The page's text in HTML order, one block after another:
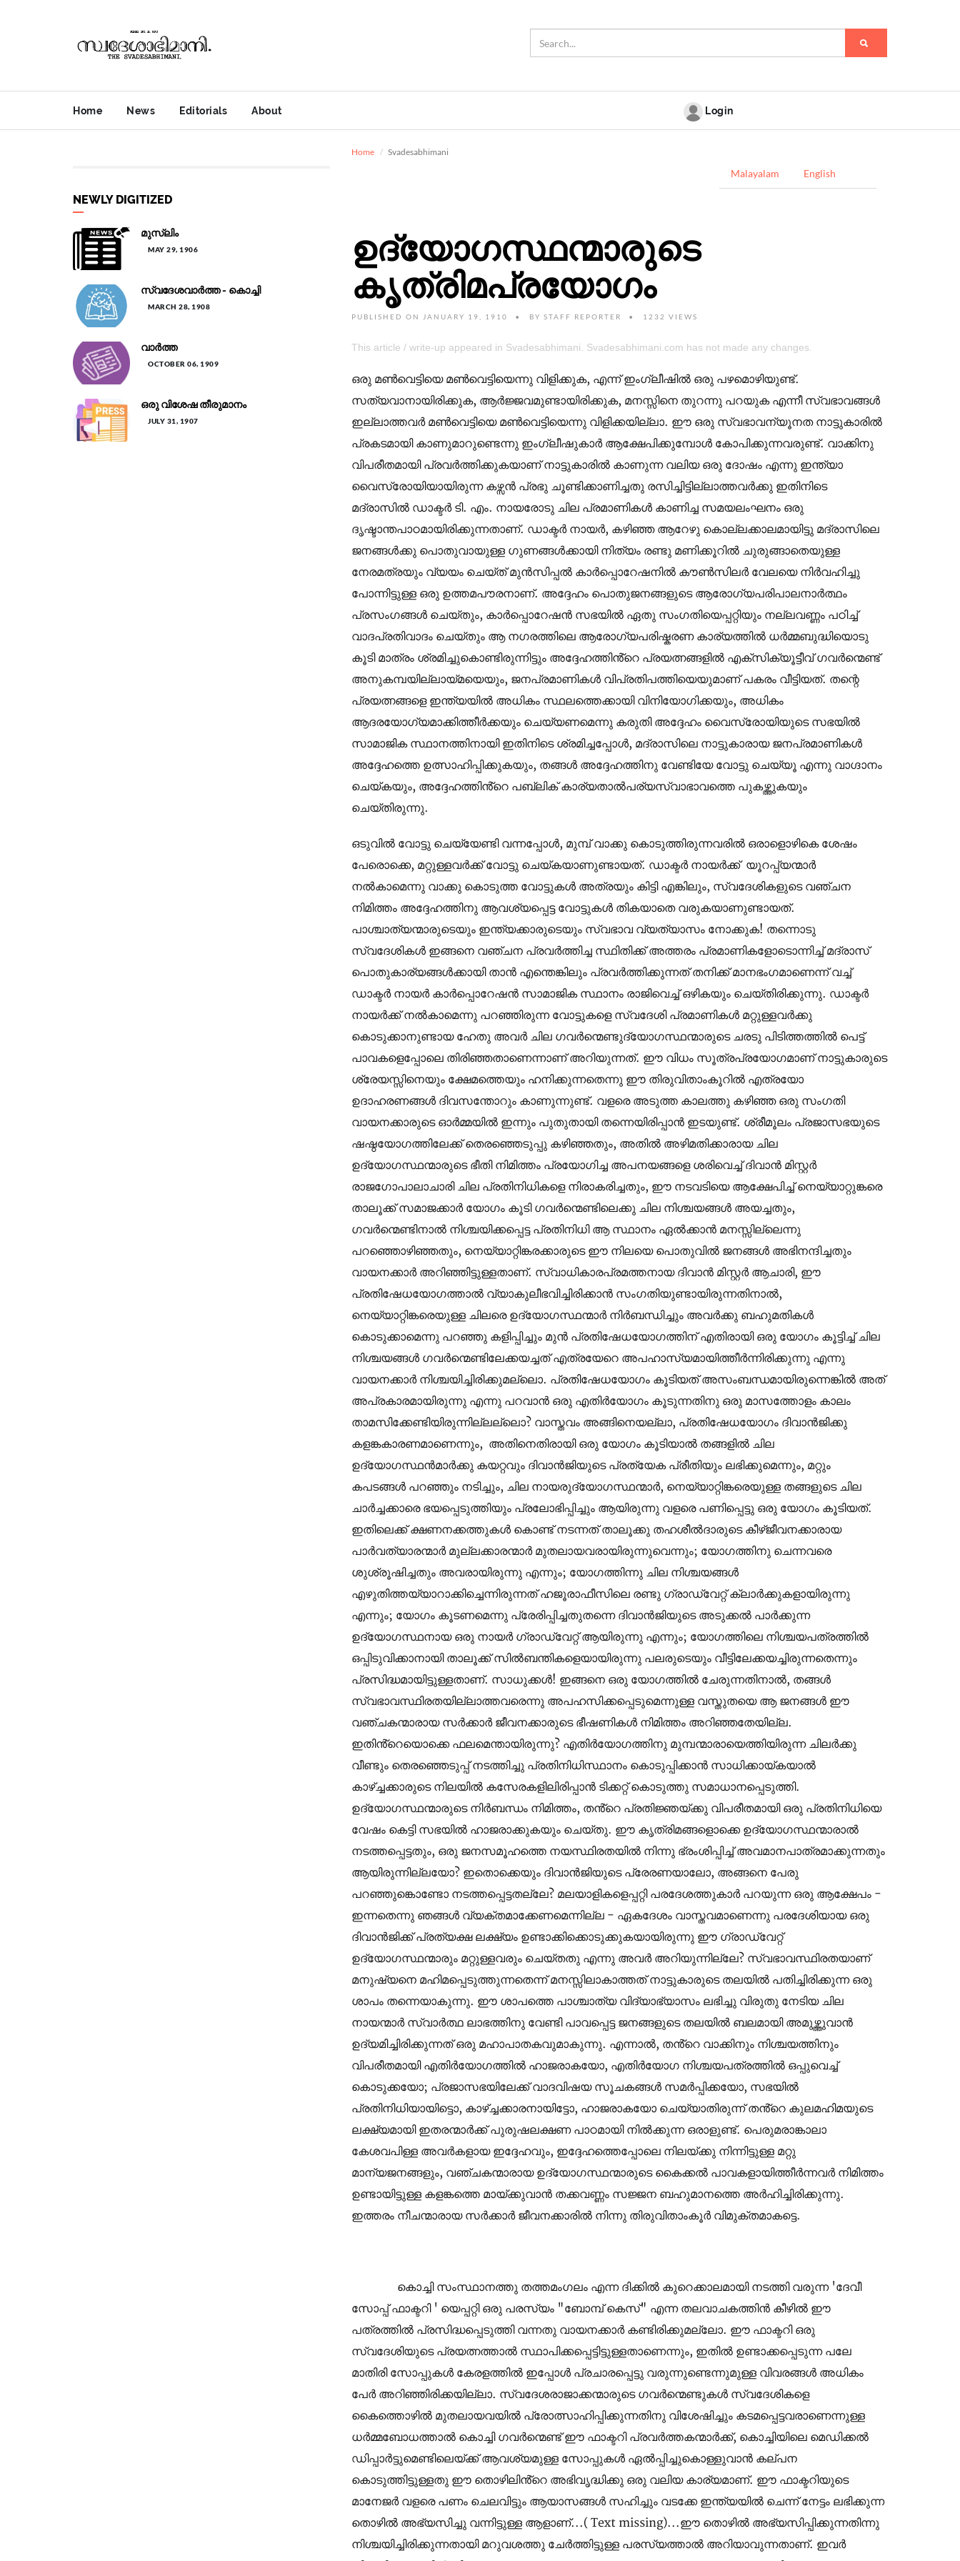
Home News Editorials About Login
NEWLY DIGITIZED
മുസ്ലിം
MAY 29, 1906
സ്വദേശവാർത്ത - കൊച്ചി
MARCH 28, 1908
വാർത്ത
OCTOBER 06, 1909
ഒരു വിശേഷ തീരുമാനം
JULY 31, 1907
Home Svadesabhimani
Malayalam English
ഉദ്യോഗസ്ഥന്മാരുടെ
കൃത്രിമപ്രയോഗം
PUBLISHED ON JANUARY 19, 1910 BY STAFF REPORTER 1232 VIEWS
This article / write-up appeared in Svadesabhimani. Svadesabhimani.com has not made any changes.
ഒരു മൺവെട്ടിയെ മൺവെട്ടിയെന്നു വിളിക്കുക, എന്ന് ഇംഗ്ലീഷിൽ ഒരു പഴമൊഴിയുണ്ട്.
സത്യവാനായിരിക്കുക, ആർജ്ജവമുണ്ടായിരിക്കുക, മനസ്സിനെ തുറന്നു പറയുക എന്നീ സ്വഭാവങ്ങൾ
ഇല്ലാത്തവർ മൺവെട്ടിയെ മൺവെട്ടിയെന്നു വിളിക്കയില്ലാ. ഈ ഒരു സ്വഭാവന്യൂനത നാട്ടുകാരിൽ
പ്രകടമായി കാണുമാറുണ്ടെന്നു ഇംഗ്ലീഷുകാർ ആക്ഷേപിക്കുമ്പോൾ കോപിക്കുന്നവരുണ്ട്. വാക്കിനു
വിപരീതമായി പ്രവർത്തിക്കുകയാണ് നാട്ടുകാരിൽ കാണുന്ന വലിയ ഒരു ദോഷം എന്നു ഇന്ത്യാ
വൈസ്രോയിയായിരുന്ന കഴ്സൻ പ്രഭു ചൂണ്ടിക്കാണിച്ചതു രസിച്ചിട്ടില്ലാത്തവർക്കു ഇതിനിടെ
മദ്രാസിൽ ഡാക്ടർ ടി. എം. നായരോടു ചില പ്രമാണികൾ കാണിച്ച സമയലംഘനം ഒരു
ദൃഷ്ടാന്തപാഠമായിരിക്കുന്നതാണ്. ഡാക്ടർ നായർ, കഴിഞ്ഞ ആറേഴു കൊല്ലക്കാലമായിട്ടു മദ്രാസിലെ
ജനങ്ങൾക്കു പൊതുവായുള്ള ഗുണങ്ങൾക്കായി നിത്യം രണ്ടു മണിക്കൂറിൽ ചുരുങ്ങാതെയുള്ള
നേരമത്രയും വ്യയം ചെയ്ത് മുൻസിപ്പൽ കാർപ്പൊറേഷനിൽ കൗൺസിലർ വേലയെ നിർവഹിച്ചു
പോന്നിട്ടുള്ള ഒരു ഉത്തമപൗരനാണ്. അദ്ദേഹം പൊതുജനങ്ങളുടെ ആരോഗ്യപരിപാലനാർത്ഥം
പ്രസംഗങ്ങൾ ചെയ്തും, കാർപ്പൊറേഷൻ സഭയിൽ ഏതു സംഗതിയെപ്പറ്റിയും നല്ലവണ്ണം പഠിച്ച്
വാദപ്രതിവാദം ചെയ്തും ആ നഗരത്തിലെ ആരോഗ്യപരിഷ്കരണ കാര്യത്തിൽ ധർമ്മബുദ്ധിയൊടു
കൂടി മാത്രം ശ്രമിച്ചുകൊണ്ടിരുന്നിട്ടും അദ്ദേഹത്തിൻ്റെ പ്രയത്നങ്ങളിൽ എക്സിക്യൂട്ടീവ് ഗവർന്മെണ്ട്
അനുകമ്പയില്ലായ്മയെയും, ജനപ്രമാണികൾ വിപ്രതിപത്തിയെയുമാണ് പകരം വീട്ടിയത്. തന്റെ
പ്രയത്നങ്ങളെ ഇന്ത്യയിൽ അധികം സ്ഥലത്തെക്കായി വിനിയോഗിക്കയും, അധികം
ആദരയോഗ്യമാക്കിത്തീർക്കയും ചെയ്യണമെന്നു കരുതി അദ്ദേഹം വൈസ്രോയിയുടെ സഭയിൽ
സാമാജിക സ്ഥാനത്തിനായി ഇതിനിടെ ശ്രമിച്ചപ്പോൾ, മദ്രാസിലെ നാട്ടുകാരായ ജനപ്രമാണികൾ
അദ്ദേഹത്തെ ഉത്സാഹിപ്പിക്കുകയും, തങ്ങൾ അദ്ദേഹത്തിനു വേണ്ടിയേ വോട്ടു ചെയ്യൂ എന്നു വാഗ്ദാനം
ചെയ്കയും, അദ്ദേഹത്തിൻ്റെ പബ്ലിക് കാര്യതാൽപര്യസ്വാഭാവത്തെ പുകഴ്ത്തുകയും
ചെയ്തിരുന്നു.
ഒടുവിൽ വോട്ടു ചെയ്യേണ്ടി വന്നപ്പോൾ, മുമ്പ് വാക്കു കൊടുത്തിരുന്നവരിൽ ഒരാളൊഴികെ ശേഷം
പേരൊക്കെ, മറ്റുള്ളവർക്ക് വോട്ടു ചെയ്കയാണുണ്ടായത്. ഡാക്ടർ നായർക്ക് യൂറപ്പ്യന്മാർ
നൽകാമെന്നു വാക്കു കൊടുത്ത വോട്ടുകൾ അത്രയും കിട്ടി എങ്കിലും, സ്വദേശികളുടെ വഞ്ചന
നിമിത്തം അദ്ദേഹത്തിനു ആവശ്യപ്പെട്ട വോട്ടുകൾ തികയാതെ വരുകയാണുണ്ടായത്.
പാശ്ചാത്യന്മാരുടെയും ഇന്ത്യക്കാരുടെയും സ്വഭാവ വ്യത്യാസം നോക്കുക! തന്നൊടു
സ്വദേശികൾ ഇങ്ങനെ വഞ്ചന പ്രവർത്തിച്ച സ്ഥിതിക്ക് അത്തരം പ്രമാണികളോടൊന്നിച്ച് മദ്രാസ്
പൊതുകാര്യങ്ങൾക്കായി താൻ എന്തെങ്കിലും പ്രവർത്തിക്കുന്നത് തനിക്ക് മാനഭംഗമാണെന്ന് വച്ച്
ഡാക്ടർ നായർ കാർപ്പൊറേഷൻ സാമാജിക സ്ഥാനം രാജിവെച്ച് ഒഴികയും ചെയ്തിരിക്കുന്നു. ഡാക്ടർ
നായർക്ക് നൽകാമെന്നു പറഞ്ഞിരുന്ന വോട്ടുകളെ സ്വദേശി പ്രമാണികൾ മറ്റുള്ളവർക്കു
കൊടുക്കാനുണ്ടായ ഹേതു അവർ ചില ഗവർന്മെണ്ടുദ്യോഗസ്ഥന്മാരുടെ ചരടു പിടിത്തത്തിൽ പെട്ട്
പാവകളെപ്പോലെ തിരിഞ്ഞതാണെന്നാണ് അറിയുന്നത്. ഈ വിധം സൂത്രപ്രയോഗമാണ് നാട്ടുകാരുടെ
ശ്രേയസ്സിനെയും ക്ഷേമത്തെയും ഹനിക്കുന്നതെന്നു ഈ തിരുവിതാംകൂറിൽ എത്രയോ
ഉദാഹരണങ്ങൾ ദിവസന്തോറും കാണുന്നുണ്ട്. വളരെ അടുത്ത കാലത്തു കഴിഞ്ഞ ഒരു സംഗതി
വായനക്കാരുടെ ഓർമ്മയിൽ ഇന്നും പുതുതായി തന്നെയിരിപ്പാൻ ഇടയുണ്ട്. ശ്രീമൂലം പ്രജാസഭയുടെ
ഷഷ്ഠയോഗത്തിലേക്ക് തെരഞ്ഞെടുപ്പു കഴിഞ്ഞതും, അതിൽ അഴിമതിക്കാരായ ചില
ഉദ്യോഗസ്ഥന്മാരുടെ ഭീതി നിമിത്തം പ്രയോഗിച്ച അപനയങ്ങളെ ശരിവെച്ച് ദിവാൻ മിസ്റ്റർ
രാജഗോപാലാചാരി ചില പ്രതിനിധികളെ നിരാകരിച്ചതും, ഈ നടവടിയെ ആക്ഷേപിച്ച് നെയ്യാറ്റുങ്കരെ
താലൂക്ക് സമാജക്കാർ യോഗം കൂടി ഗവർന്മെണ്ടിലെക്കു ചില നിശ്ചയങ്ങൾ അയച്ചതും,
ഗവർന്മെണ്ടിനാൽ നിശ്ചയിക്കപ്പെട്ട പ്രതിനിധി ആ സ്ഥാനം ഏൽക്കാൻ മനസ്സില്ലെന്നു
പറഞ്ഞൊഴിഞ്ഞതും, നെയ്യാറ്റിങ്കരക്കാരുടെ ഈ നിലയെ പൊതുവിൽ ജനങ്ങൾ അഭിനന്ദിച്ചതും
വായനക്കാർ അറിഞ്ഞിട്ടുള്ളതാണ്. സ്വാധികാരപ്രമത്തനായ ദിവാൻ മിസ്റ്റർ ആചാരി, ഈ
പ്രതിഷേധയോഗത്താൽ വ്യാകുലീഭവിച്ചിരിക്കാൻ സംഗതിയുണ്ടായിരുന്നതിനാൽ,
നെയ്യാറ്റിങ്കരെയുള്ള ചിലരെ ഉദ്യോഗസ്ഥന്മാർ നിർബന്ധിച്ചും അവർക്കു ബഹുമതികൾ
കൊടുക്കാമെന്നു പറഞ്ഞു കളിപ്പിച്ചും മുൻ പ്രതിഷേധയോഗത്തിന് എതിരായി ഒരു യോഗം കൂട്ടിച്ച് ചില
നിശ്ചയങ്ങൾ ഗവർന്മെണ്ടിലേക്കയച്ചത് എത്രയേറെ അപഹാസ്യമായിത്തീർന്നിരിക്കുന്നു എന്നു
വായനക്കാർ നിശ്ചയിച്ചിരിക്കുമല്ലൊ. പ്രതിഷേധയോഗം കൂടിയത് അസംബന്ധമായിരുന്നെങ്കിൽ അത്
അപ്രകാരമായിരുന്നു എന്നു പറവാൻ ഒരു എതിർയോഗം കൂടുന്നതിനു ഒരു മാസത്തോളം കാലം
താമസിക്കേണ്ടിയിരുന്നില്ലല്ലൊ? വാസ്തവം അങ്ങിനെയല്ലാ, പ്രതിഷേധയോഗം ദിവാൻജിക്കു
കളങ്കകാരണമാണെന്നും, അതിനെതിരായി ഒരു യോഗം കൂടിയാൽ തങ്ങളിൽ ചില
ഉദ്യോഗസ്ഥൻമാർക്കു കയറ്റവും ദിവാൻജിയുടെ പ്രത്യേക പ്രീതിയും ലഭിക്കുമെന്നും, മറ്റും
കപടങ്ങൾ പറഞ്ഞും നടിച്ചും, ചില നായരുദ്യോഗസ്ഥന്മാർ, നെയ്യാറ്റിങ്കരെയുള്ള തങ്ങളുടെ ചില
ചാർച്ചക്കാരെ ഭയപ്പെടുത്തിയും പ്രലോഭിപ്പിച്ചും ആയിരുന്നു വളരെ പണിപ്പെട്ടു ഒരു യോഗം കൂടിയത്.
ഇതിലെക്ക് ക്ഷണനക്കത്തുകൾ കൊണ്ട് നടന്നത് താലൂക്കു തഹശീൽദാരുടെ കീഴ്ജീവനക്കാരായ
പാർവത്യാരന്മാർ മുല്ലക്കാരന്മാർ മുതലായവരായിരുന്നുവെന്നും; യോഗത്തിനു ചെന്നവരെ
ശുശ്രൂഷിച്ചതും അവരായിരുന്നു എന്നും; യോഗത്തിന്നു ചില നിശ്ചയങ്ങൾ
എഴുതിത്തയ്യാറാക്കിച്ചെന്നിരുന്നത് ഹജൂരാഫീസിലെ രണ്ടു ഗ്രാഡ്വേറ്റ് ക്ലാർക്കുകളായിരുന്നു
എന്നും; യോഗം കൂടണമെന്നു പ്രേരിപ്പിച്ചതുതന്നെ ദിവാൻജിയുടെ അടുക്കൽ പാർക്കുന്ന
ഉദ്യോഗസ്ഥനായ ഒരു നായർ ഗ്രാഡ്വേറ്റ് ആയിരുന്നു എന്നും; യോഗത്തിലെ നിശ്ചയപത്രത്തിൽ
ഒപ്പിടുവിക്കാനായി താലൂക്ക് സിൽബന്തികളെയായിരുന്നു പലരുടെയും വീട്ടിലേക്കയച്ചിരുന്നതെന്നും
പ്രസിദ്ധമായിട്ടുള്ളതാണ്. സാധുക്കൾ! ഇങ്ങനെ ഒരു യോഗത്തിൽ ചേരുന്നതിനാൽ, തങ്ങൾ
സ്വഭാവസ്ഥിരതയില്ലാത്തവരെന്നു അപഹസിക്കപ്പെടുമെന്നുള്ള വസ്തുതയെ ആ ജനങ്ങൾ ഈ
വഞ്ചകന്മാരായ സർക്കാർ ജീവനക്കാരുടെ ഭീഷണികൾ നിമിത്തം അറിഞ്ഞതേയില്ല.
ഇതിൻ്റെയൊക്കെ ഫലമെന്തായിരുന്നു? എതിർയോഗത്തിനു മുമ്പന്മാരായെത്തിയിരുന്ന ചിലർക്കു
വീണ്ടും തെരഞ്ഞെടുപ്പ് നടത്തിച്ചു പ്രതിനിധിസ്ഥാനം കൊടുപ്പിക്കാൻ സാധിക്കായ്കയാൽ
കാഴ്ച്ചക്കാരുടെ നിലയിൽ കസേരകളിലിരിപ്പാൻ ടിക്കറ്റ് കൊടുത്തു സമാധാനപ്പെടുത്തി.
ഉദ്യോഗസ്ഥന്മാരുടെ നിർബന്ധം നിമിത്തം, തൻ്റെ പ്രതിജ്ഞയ്ക്കു വിപരീതമായി ഒരു പ്രതിനിധിയെ
വേഷം കെട്ടി സഭയിൽ ഹാജരാക്കുകയും ചെയ്തു. ഈ കൃത്രിമങ്ങളൊക്കെ ഉദ്യോഗസ്ഥന്മാരാൽ
നടത്തപ്പെട്ടതും, ഒരു ജനസമൂഹത്തെ നയസ്ഥിരതയിൽ നിന്നു ഭ്രംശിപ്പിച്ച് അവമാനപാത്രമാക്കുന്നതും
ആയിരുന്നില്ലയോ? ഇതൊക്കെയും ദിവാൻജിയുടെ പ്രേരണയാലോ, അങ്ങനെ പേരു
പറഞ്ഞുങ്കൊണ്ടോ നടത്തപ്പെട്ടതല്ലേ? മലയാളികളെപ്പറ്റി പരദേശത്തുകാർ പറയുന്ന ഒരു ആക്ഷേപം -
ഇന്നതെന്നു ഞങ്ങൾ വ്യക്തമാക്കേണമെന്നില്ല‌‌ - ഏകദേശം വാസ്തവമാണെന്നു പരദേശിയായ ഒരു
ദിവാൻജിക്ക് പ്രത്യക്ഷ ലക്ഷ്യം ഉണ്ടാക്കിക്കൊടുക്കുകയായിരുന്നു ഈ ഗ്രാഡ്വേറ്റ്
ഉദ്യോഗസ്ഥന്മാരും മറ്റുള്ളവരും ചെയ്തതു എന്നു അവർ അറിയുന്നില്ലേ? സ്വഭാവസ്ഥിരതയാണ്
മനുഷ്യനെ മഹിമപ്പെടുത്തുന്നതെന്ന് മനസ്സിലാകാത്തത് നാട്ടുകാരുടെ തലയിൽ പതിച്ചിരിക്കുന്ന ഒരു
ശാപം തന്നെയാകുന്നു. ഈ ശാപത്തെ പാശ്ചാത്യ വിദ്യാഭ്യാസം ലഭിച്ചു വിരുതു നേടിയ ചില
നായന്മാർ സ്വാർത്ഥ ലാഭത്തിനു വേണ്ടി പാവപ്പെട്ട ജനങ്ങളുടെ തലയിൽ ബലമായി അമുഴ്ത്തുവാൻ
ഉദ്യമിച്ചിരിക്കുന്നത് ഒരു മഹാപാതകവുമാകുന്നു. എന്നാൽ, തൻ്റെ വാക്കിനും നിശ്ചയത്തിനും
വിപരീതമായി എതിർയോഗത്തിൽ ഹാജരാകയോ, എതിർയോഗ നിശ്ചയപത്രത്തിൽ ഒപ്പുവെച്ച്
കൊടുക്കയോ; പ്രജാസഭയിലേക്ക് വാദവിഷയ സൂചകങ്ങൾ സമർപ്പിക്കയോ, സഭയിൽ
പ്രതിനിധിയായിട്ടൊ, കാഴ്ച്ചക്കാരനായിട്ടോ, ഹാജരാകയോ ചെയ്യാതിരുന്ന് തൻ്റെ കുലമഹിമയുടെ
ലക്ഷ്യമായി ഇതരന്മാർക്ക് പുരുഷലക്ഷണ പാഠമായി നിൽക്കുന്ന ഒരാളുണ്ട്. പെരുമരാങ്കാലാ
കേശവപിള്ള അവർകളായ ഇദ്ദേഹവും, ഇദ്ദേഹത്തെപ്പോലെ നിലയ്ക്കു നിന്നിട്ടുള്ള മറ്റു
മാന്യജനങ്ങളും, വഞ്ചകന്മാരായ ഉദ്യോഗസ്ഥന്മാരുടെ കൈക്കൽ പാവകളായിത്തീർന്നവർ നിമിത്തം
ഉണ്ടായിട്ടുള്ള കളങ്കത്തെ മായ്ക്കുവാൻ തക്കവണ്ണം സജ്ജന ബഹുമാനത്തെ അർഹിച്ചിരിക്കുന്നു.
ഇത്തരം നീചന്മാരായ സർക്കാർ ജീവനക്കാരിൽ നിന്നു തിരുവിതാംകൂർ വിമുക്തമാകട്ടെ.
കൊച്ചി സംസ്ഥാനത്തു തത്തമംഗലം എന്ന ദിക്കിൽ കുറെക്കാലമായി നടത്തി വരുന്ന 'ദേവീ
സോപ്പ് ഫാക്ടറി ' യെപ്പറ്റി ഒരു പരസ്യം "ബോമ്പ് കെസ്" എന്ന തലവാചകത്തിൻ കീഴിൽ ഈ
പത്രത്തിൽ പ്രസിദ്ധപ്പെടുത്തി വന്നതു വായനക്കാർ കണ്ടിരിക്കുമല്ലോ. ഈ ഫാക്ടറി ഒരു
സ്വദേശിയുടെ പ്രയത്നത്താൽ സ്ഥാപിക്കപ്പെട്ടിട്ടുള്ളതാണെന്നും, ഇതിൽ ഉണ്ടാക്കപ്പെടുന്ന പലേ
മാതിരി സോപ്പുകൾ കേരളത്തിൽ ഇപ്പോൾ പ്രചാരപ്പെട്ടു വരുന്നുണ്ടെന്നുമുള്ള വിവരങ്ങൾ അധികം
പേർ അറിഞ്ഞിരിക്കയില്ലാ. സ്വദേശരാജാക്കന്മാരുടെ ഗവർന്മെണ്ടുകൾ സ്വദേശികളെ
കൈത്തൊഴിൽ മുതലായവയിൽ പ്രോത്സാഹിപ്പിക്കുന്നതിനു വിശേഷിച്ചും കടമപ്പെട്ടവരാണെന്നുള്ള
ധർമ്മബോധത്താൽ കൊച്ചി ഗവർന്മെണ്ട് ഈ ഫാക്ടറി പ്രവർത്തകന്മാർക്ക്, കൊച്ചിയിലെ മെഡിക്കൽ
ഡിപ്പാർട്ടുമെണ്ടിലെയ്ക്ക് ആവശ്യമുള്ള സോപ്പുകൾ ഏൽപ്പിച്ചുകൊള്ളുവാൻ കല്പന
കൊടുത്തിട്ടുള്ളതു ഈ തൊഴിലിൻ്റെ അഭിവൃദ്ധിക്കു ഒരു വലിയ കാര്യമാണ്. ഈ ഫാക്ടറിയുടെ
മാനേജർ വളരെ പണം ചെലവിട്ടും ആയാസങ്ങൾ സഹിച്ചും വടക്കേ ഇന്ത്യയിൽ ചെന്ന് നേട്ടം ലഭിക്കുന്ന
തൊഴിൽ അഭ്യസിച്ചു വന്നിട്ടുള്ള ആളാണ്...( Text missing)...ഈ തൊഴിൽ അഭ്യസിപ്പിക്കുന്നതിന്നു
നിശ്ചയിച്ചിരിക്കുന്നതായി മറുവശത്തു ചേർത്തിട്ടുള്ള പരസ്യത്താൽ അറിയാവുന്നതാണ്. ഇവർ